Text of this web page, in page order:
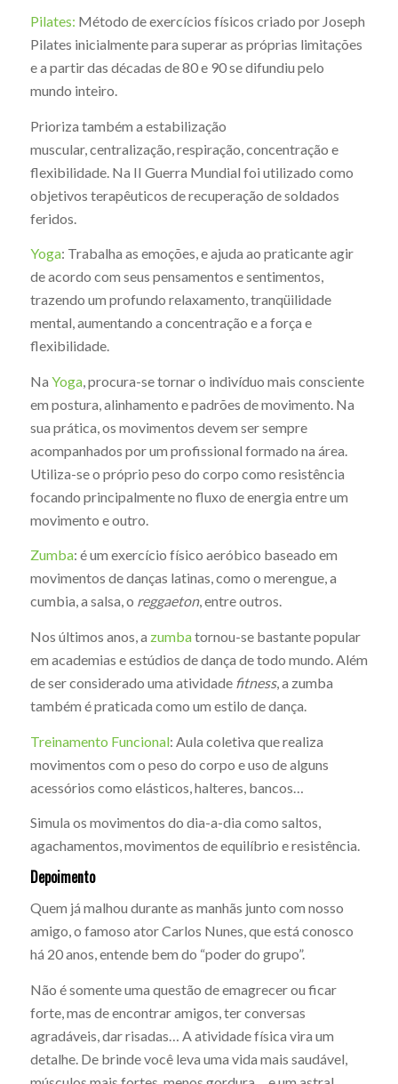
Pilates: Método de exercícios físicos criado por Joseph
Pilates inicialmente para superar as próprias limitações
e a partir das décadas de 80 e 90 se difundiu pelo
mundo inteiro.
Prioriza também a estabilização
muscular, centralização, respiração, concentração e
flexibilidade. Na II Guerra Mundial foi utilizado como
objetivos terapêuticos de recuperação de soldados
feridos.
Yoga: Trabalha as emoções, e ajuda ao praticante agir
de acordo com seus pensamentos e sentimentos,
trazendo um profundo relaxamento, tranqüilidade
mental, aumentando a concentração e a força e
flexibilidade.
Na Yoga, procura-se tornar o indivíduo mais consciente
em postura, alinhamento e padrões de movimento. Na
sua prática, os movimentos devem ser sempre
acompanhados por um profissional formado na área.
Utiliza-se o próprio peso do corpo como resistência
focando principalmente no fluxo de energia entre um
movimento e outro.
Zumba: é um exercício físico aeróbico baseado em
movimentos de danças latinas, como o merengue, a
cumbia, a salsa, o reggaeton, entre outros.
Nos últimos anos, a zumbatornou-se bastante popular
em academias e estúdios de dança de todo mundo. Além
de ser considerado uma atividade fitness, a zumba
também é praticada como um estilo de dança.
Treinamento Funcional: Aula coletiva que realiza
movimentos com o peso do corpo e uso de alguns
acessórios como elásticos, halteres, bancos…
Simula os movimentos do dia-a-dia como saltos,
agachamentos, movimentos de equilíbrio e resistência.
Depoimento
Quem já malhou durante as manhãs junto com nosso
amigo, o famoso ator Carlos Nunes, que está conosco
há 20 anos, entende bem do “poder do grupo”.
Não é somente uma questão de emagrecer ou ficar
forte, mas de encontrar amigos, ter conversas
agradáveis, dar risadas… A atividade física vira um
detalhe. De brinde você leva uma vida mais saudável,